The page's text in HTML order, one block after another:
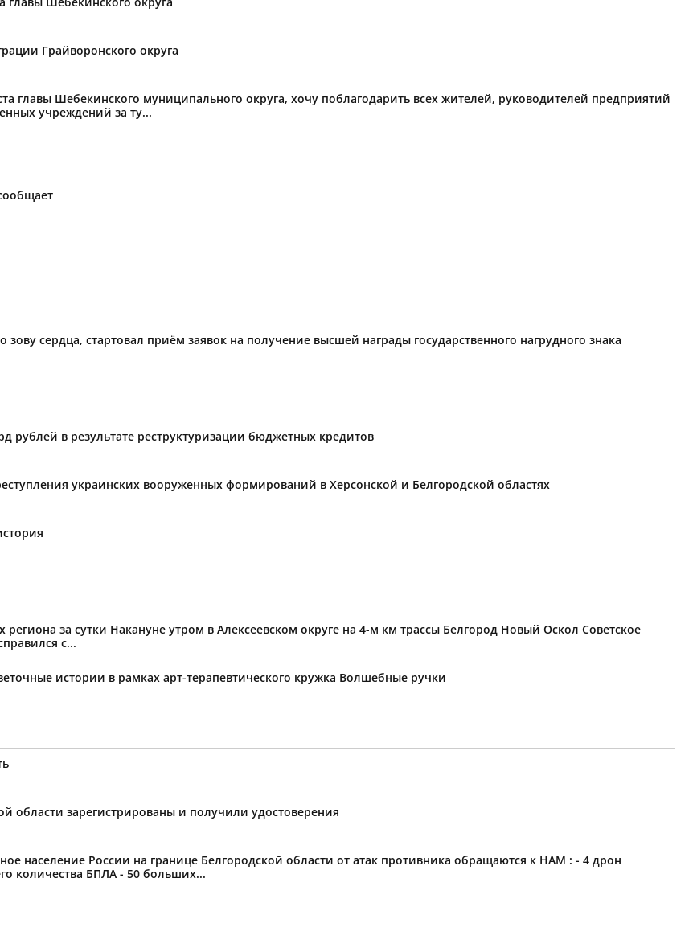
Грайворонского округа
главы Шебекинского муниципального округа, хочу поблагодарить всех жителей, руководителей предприятий
учреждений за ту...
сердца, стартовал приём заявок на получение высшей награды государственного нагрудного знака
рублей в результате реструктуризации бюджетных кредитов
украинских вооруженных формирований в Херсонской и Белгородской областях
за сутки Накануне утром в Алексеевском округе на 4-м км трассы Белгород Новый Оскол Советское
с...
истории в рамках арт-терапевтического кружка Волшебные ручки
области зарегистрированы и получили удостоверения
России на границе Белгородской области от атак противника обращаются к НАМ : - 4 дрон
количества БПЛА - 50 больших...